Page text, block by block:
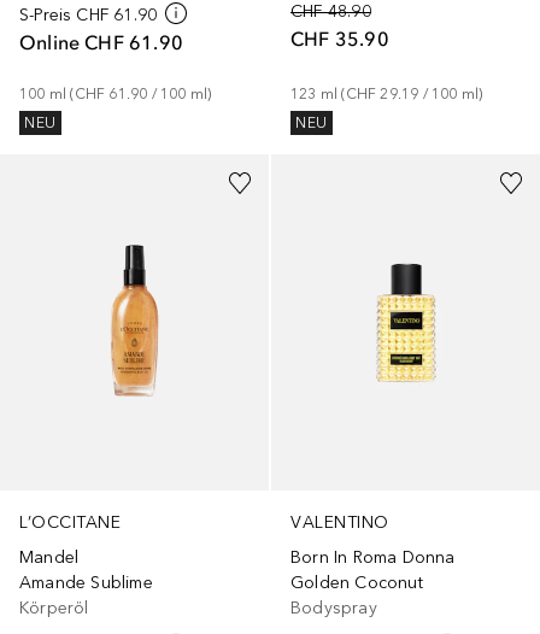
S-Preis CHF 61.90
Online CHF 61.90
100 ml (CHF 61.90 / 100 ml)
NEU
CHF 48.90
CHF 35.90
123 ml (CHF 29.19 / 100 ml)
NEU
L’OCCITANE
Mandel
Amande Sublime
Körperöl
VALENTINO
Born In Roma Donna
Golden Coconut
Bodyspray